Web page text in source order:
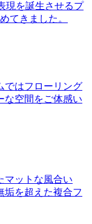
現を誕生させるプ
てきました。
ではフローリング
な空間をご体感い
マットな風合い
垢を超えた複合フ